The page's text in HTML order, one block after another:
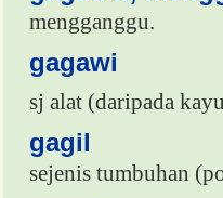
mengganggu.
gagawi
sj alat (daripada
gagil
sejenis tumbuhan